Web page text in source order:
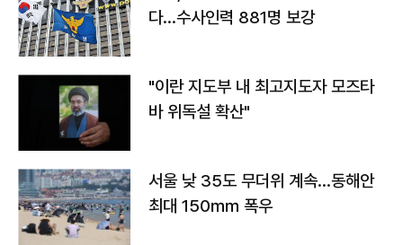
다…수사인력 881명 보강
"이란 지도부 내 최고지도자 모즈타
바 위독설 확산"
서울 낮 35도 무더위 계속…동해안
최대 150㎜ 폭우